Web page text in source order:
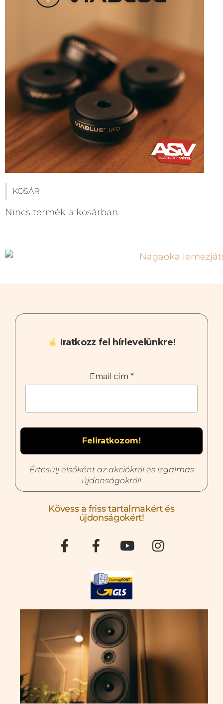
KOSÁR
Nincs termék a kosárban.
Iratkozz fel hírlevelünkre!
Email cím *
Értesülj elsőként az akciókról és izgalmas
újdonságokról!
Kövess a friss tartalmakért és
újdonságokért!